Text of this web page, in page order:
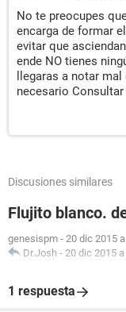
No te preocupes
encarga de formar
evitar que
ende NO tienes
llegaras a notar
necesario Consultar
Discusiones similares
Flujito blanco.
genesispm - 20 dic 2015
Dr.Josh - 20 dic 2015
1 respuesta